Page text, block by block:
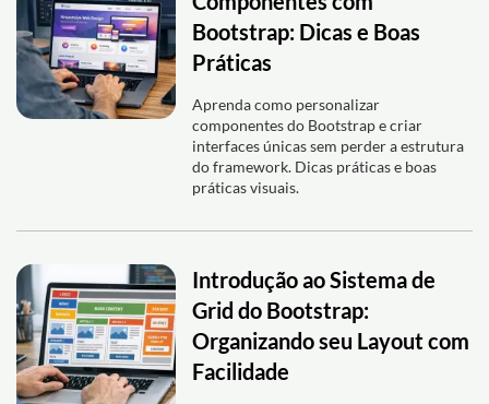
Bootstrap: Dicas e Boas
Práticas
Aprenda como personalizar
componentes do Bootstrap e criar
interfaces únicas sem perder a estrutura
do framework. Dicas práticas e boas
práticas visuais.
Introdução ao Sistema de
Grid do Bootstrap:
Organizando seu Layout com
Facilidade